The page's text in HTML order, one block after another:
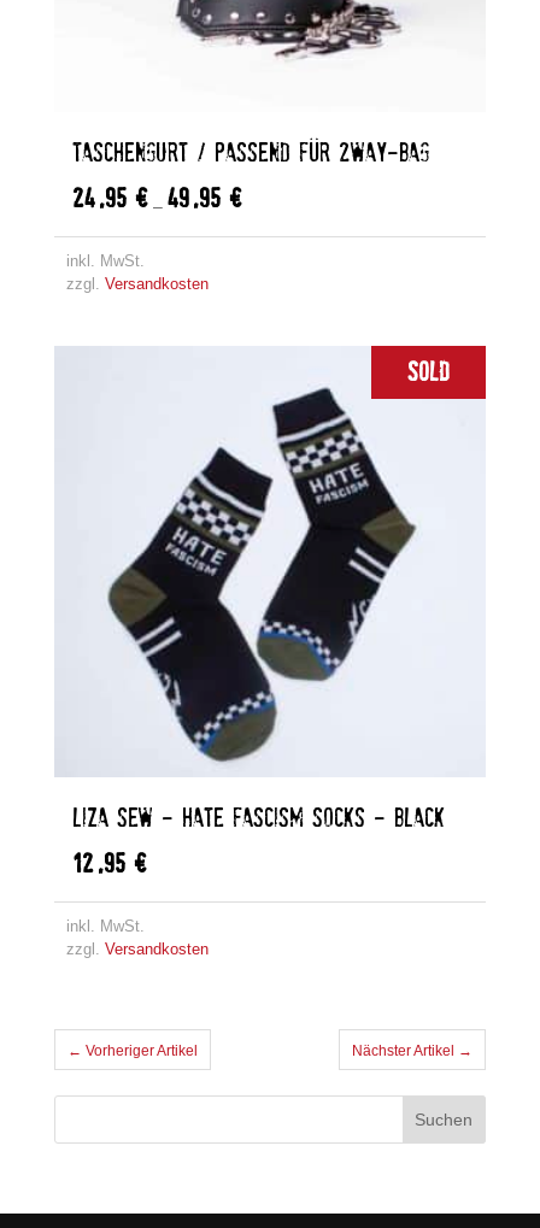
TASCHENGURT / PASSEND FÜR 2WAY-BAG
24,95 €– 49,95 €
inkl. MwSt.
zzgl. Versandkosten
Sold
LIZA SEW – HATE FASCISM SOCKS – BLACK
12,95 €
inkl. MwSt.
zzgl. Versandkosten
← Vorheriger Artikel Nächster Artikel →